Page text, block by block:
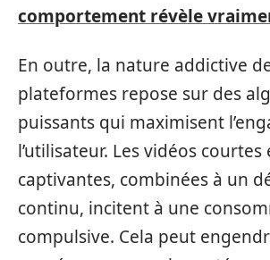
comportement révèle
En outre, la nature addictive
plateformes repose sur des
puissants qui maximisent
l’utilisateur. Les vidéos courtes
captivantes, combinées à un
continu, incitent à une
compulsive. Cela peut